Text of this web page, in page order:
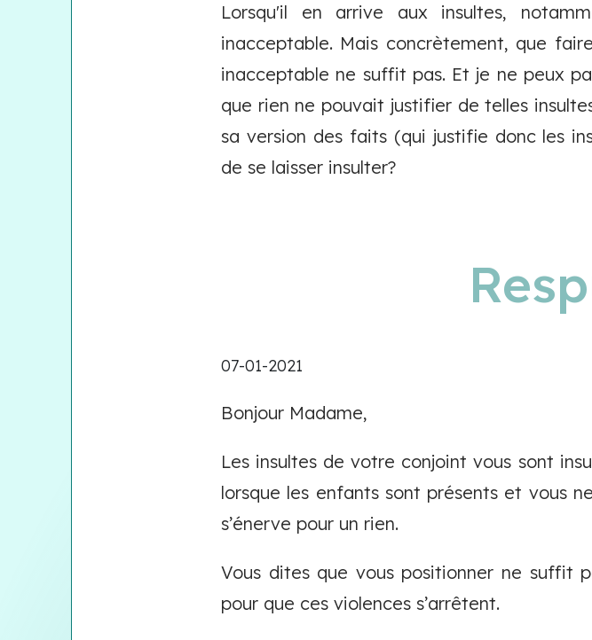
Lorsqu'il en arrive aux insultes,
inacceptable. Mais concrètement, que
inacceptable ne suffit pas. Et je ne peux
que rien ne pouvait justifier de telles
sa version des faits (qui justifie donc les
de se laisser insulter?
07-01-2021
Bonjour Madame,
Les insultes de votre conjoint vous sont
lorsque les enfants sont présents et vous
s’énerve pour un rien.
Vous dites que vous positionner ne suffit
pour que ces violences s’arrêtent.